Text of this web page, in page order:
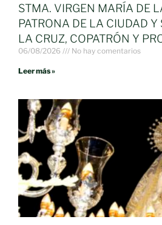
STMA. VIRGEN MARÍA DE
PATRONA DE LA CIUDAD Y
LA CRUZ, COPATRÓN Y
06/08/2026 No hay comentarios
Leer más »